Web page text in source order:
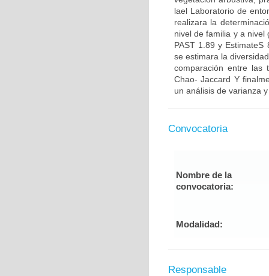
lael Laboratorio de
realizara la
nivel de familia y a
PAST 1.89 y
se estimara la
comparación entre las
Chao- Jaccard Y
un análisis de varianza
Convocatoria
Nombre de la
convocatoria:
Modalidad:
Responsable